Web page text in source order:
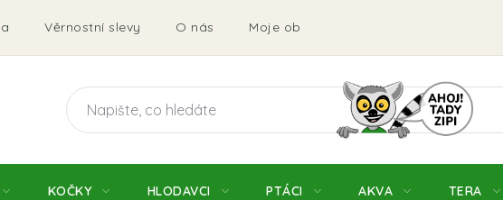
Věrnostní slevy O nás Moje objednávka Obchodní
KOČKY HLODAVCI PTÁCI AKVA TERA